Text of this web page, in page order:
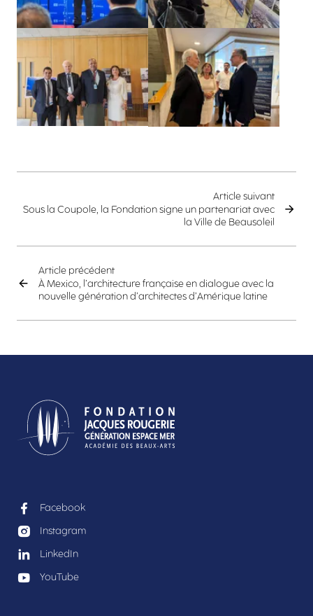
Agrandir Agrandir
Article précédent
À Mexico, l’architecture française en dialogue avec la
nouvelle génération d’architectes d’Amérique latine
Article suivant
Sous la Coupole, la Fondation signe un partenariat avec
la Ville de Beausoleil
Facebook
Instagram
LinkedIn
YouTube